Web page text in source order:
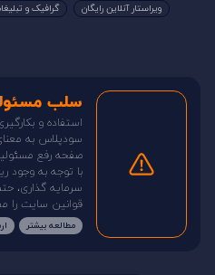
ویراستار آنلاین رایگان
گرافیک و
سلب
استفاده و
سودپلاس به
صفحه رفع
با توجه به وجود
سرمایه گذاری،
قوانین سایت را
مطالعه بیشتر